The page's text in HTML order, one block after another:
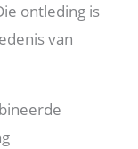
ontleding is
van